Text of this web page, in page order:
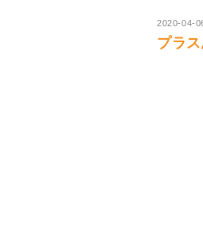
2020-04-
プラ